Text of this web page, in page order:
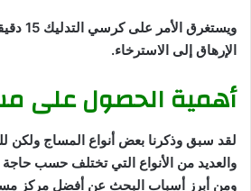
الإرهاق إلى الاسترخاء.
أهمية الحصول على
لقد سبق وذكرنا بعض أنواع المساج ولكن
والعديد من الأنواع التي تختلف حسب
ومن أبرز أسباب البحث عن أفضل مركز